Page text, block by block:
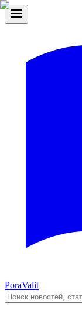
PoraValit